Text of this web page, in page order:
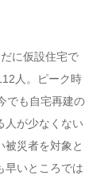
に仮設住宅で
人。ピーク時
でも自宅再建の
人が少なくない
被災者を対象と
早いところでは